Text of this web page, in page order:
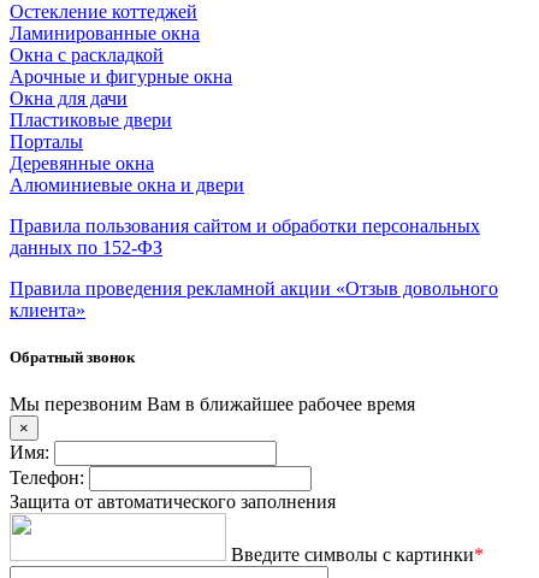
Остекление коттеджей
Ламинированные окна
Окна с раскладкой
Арочные и фигурные окна
Окна для дачи
Пластиковые двери
Порталы
Деревянные окна
Алюминиевые окна и двери
Правила пользования сайтом и обработки персональных
данных по 152-ФЗ
Правила проведения рекламной акции «Отзыв довольного
клиента»
Обратный звонок
Мы перезвоним Вам в ближайшее рабочее время
×
Имя:
Телефон:
Защита от автоматического заполнения
Введите символы с картинки*